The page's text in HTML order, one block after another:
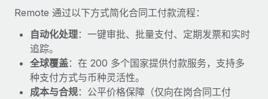
six-month project with a dedicated team....
了解更多
Remote 通过以下方式简化合同工付款流程：
自动化处理：一键审批、批量支付、定期发票和实时
追踪。
全球覆盖：在 200 多个国家提供付款服务，支持多
种支付方式与币种灵活性。
成本与合规：公平价格保障（仅向在岗合同工付